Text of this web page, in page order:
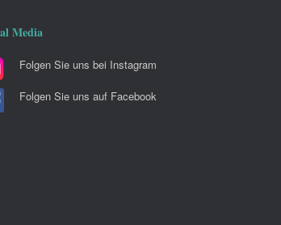
Media
Folgen Sie uns bei Instagram
Folgen Sie uns auf Facebook